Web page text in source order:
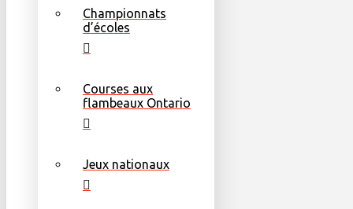
Championnats
d’écoles
Courses aux
flambeaux Ontario
Jeux nationaux